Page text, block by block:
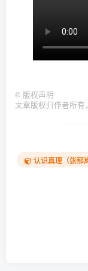
© 版权声明
文章版权归作者所有
认识真理（张郁